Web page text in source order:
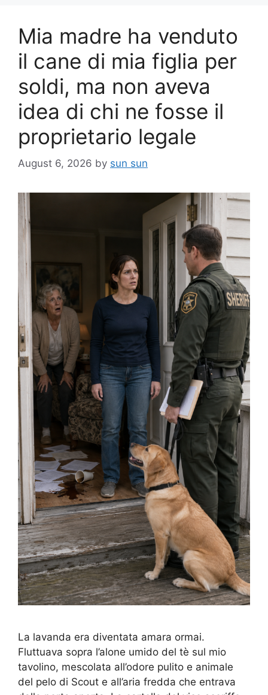
Mia madre ha venduto
il cane di mia figlia per
soldi, ma non aveva
idea di chi ne fosse il
proprietario legale
August 6, 2026 by sun sun
La lavanda era diventata amara ormai.
Fluttuava sopra l’alone umido del tè sul mio
tavolino, mescolata all’odore pulito e animale
del pelo di Scout e all’aria fredda che entrava